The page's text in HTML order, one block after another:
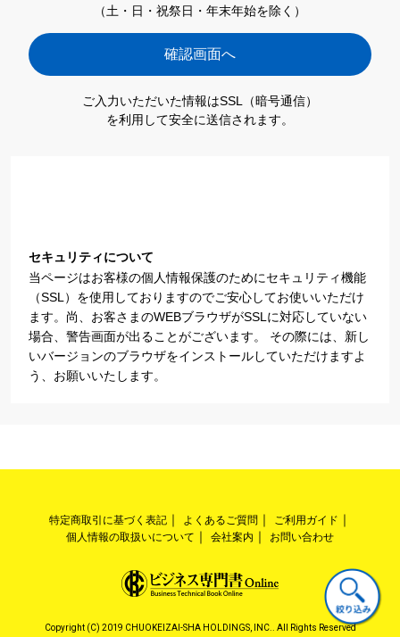
（土・日・祝祭日・年末年始を除く）
ご入力いただいた情報はSSL（暗号通信）
を利用して安全に送信されます。
セキュリティについて
当ページはお客様の個人情報保護のためにセキュリティ機能
（SSL）を使用しておりますのでご安心してお使いいただけ
ます。尚、お客さまのWEBブラウザがSSLに対応していない
場合、警告画面が出ることがございます。 その際には、新し
いバージョンのブラウザをインストールしていただけますよ
う、お願いいたします。
特定商取引に基づく表記 よくあるご質問
ご利用ガイド
個人情報の取扱いについて
会社案内 お問い合わせ
Copyright (C) 2019 CHUOKEIZAI-SHA HOLDINGS, INC.. All Rights Reserved